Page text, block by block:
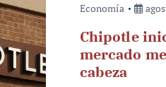
Economía
Chipotle
mercado
cabeza